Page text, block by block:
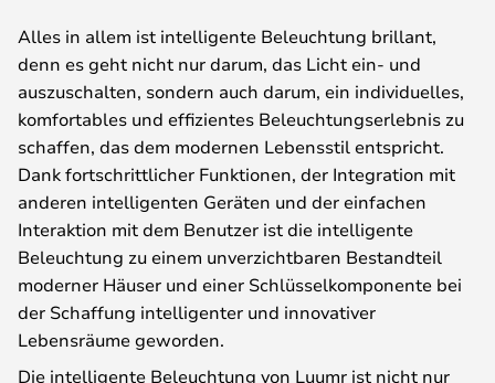
Alles in allem ist intelligente Beleuchtung brillant,
denn es geht nicht nur darum, das Licht ein- und
auszuschalten, sondern auch darum, ein individuelles,
komfortables und effizientes Beleuchtungserlebnis zu
schaffen, das dem modernen Lebensstil entspricht.
Dank fortschrittlicher Funktionen, der Integration mit
anderen intelligenten Geräten und der einfachen
Interaktion mit dem Benutzer ist die intelligente
Beleuchtung zu einem unverzichtbaren Bestandteil
moderner Häuser und einer Schlüsselkomponente bei
der Schaffung intelligenter und innovativer
Lebensräume geworden.
Die intelligente Beleuchtung von Luumr ist nicht nur